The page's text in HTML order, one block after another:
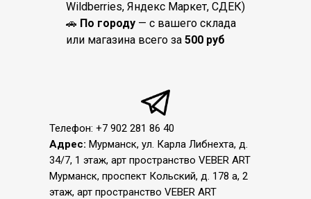
Wildberries, Яндекс Маркет, СДЕК)
🚗 По городу — с вашего склада
или магазина всего за 500 руб
Телефон: +7 902 281 86 40
Адрес: Мурманск, ул. Карла Либнехта, д.
34/7, 1 этаж, арт пространство VEBER ART
Мурманск, проспект Кольский, д. 178 а, 2
этаж, арт пространство VEBER ART